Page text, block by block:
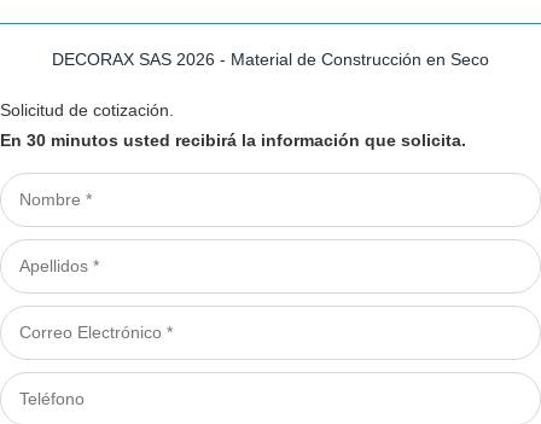
DECORAX SAS 2026 - Material de Construcción en Seco
Solicitud de cotización.
En 30 minutos usted recibirá la información que solicita.